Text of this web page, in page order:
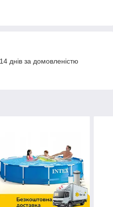
днів за домовленістю